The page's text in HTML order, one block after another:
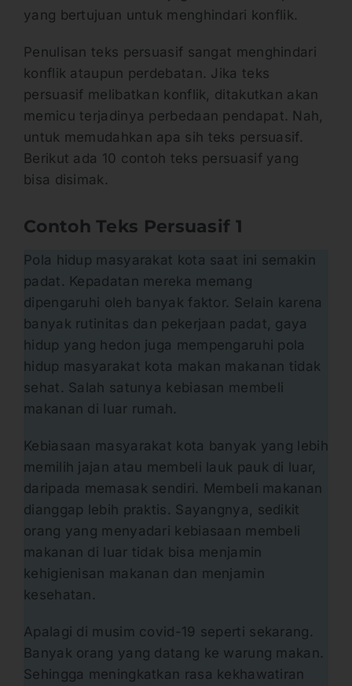
yang bertujuan untuk menghindari konflik.
Penulisan teks persuasif sangat menghindari
konflik ataupun perdebatan. Jika teks
persuasif melibatkan konflik, ditakutkan akan
memicu terjadinya perbedaan pendapat. Nah,
untuk memudahkan apa sih teks persuasif.
Berikut ada 10 contoh teks persuasif yang
bisa disimak.
Contoh Teks Persuasif 1
Pola hidup masyarakat kota saat ini semakin
padat. Kepadatan mereka memang
dipengaruhi oleh banyak faktor. Selain karena
banyak rutinitas dan pekerjaan padat, gaya
hidup yang hedon juga mempengaruhi pola
hidup masyarakat kota makan makanan tidak
sehat. Salah satunya kebiasan membeli
makanan di luar rumah.
Kebiasaan masyarakat kota banyak yang lebih
memilih jajan atau membeli lauk pauk di luar,
daripada memasak sendiri. Membeli makanan
dianggap lebih praktis. Sayangnya, sedikit
orang yang menyadari kebiasaan membeli
makanan di luar tidak bisa menjamin
kehigienisan makanan dan menjamin
kesehatan.
Apalagi di musim covid-19 seperti sekarang.
Banyak orang yang datang ke warung makan.
Sehingga meningkatkan rasa kekhawatiran